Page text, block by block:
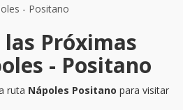
- Positano
Próximas
- Positano
ruta Nápoles Positano para visitar